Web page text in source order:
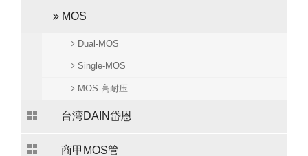
MOS
Dual-MOS
Single-MOS
MOS-高耐压
台湾DAIN岱恩
商甲MOS管